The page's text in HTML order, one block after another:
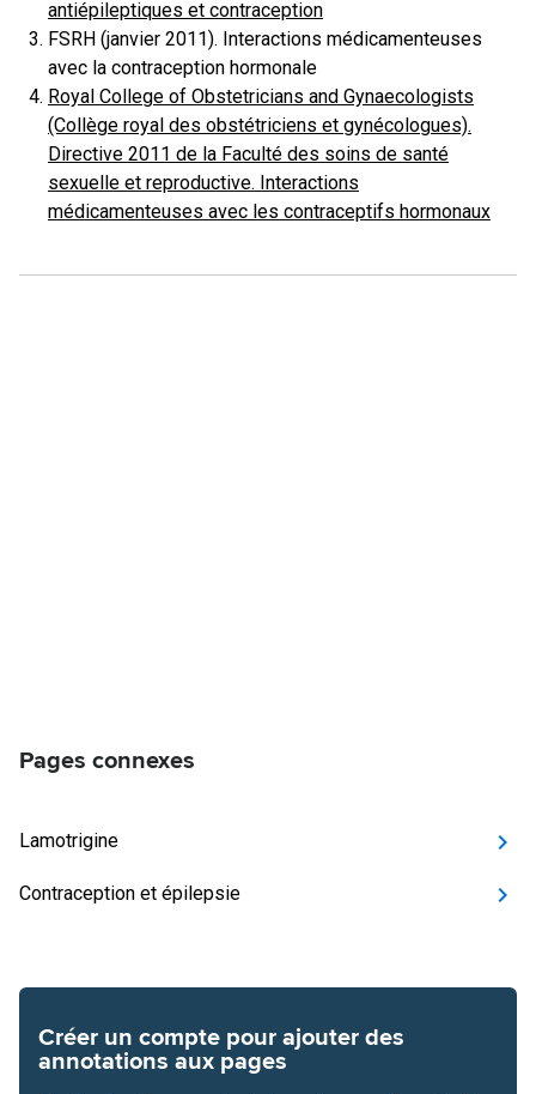
antiépileptiques et contraception
FSRH (janvier 2011). Interactions médicamenteuses
avec la contraception hormonale
Royal College of Obstetricians and Gynaecologists
(Collège royal des obstétriciens et gynécologues).
Directive 2011 de la Faculté des soins de santé
sexuelle et reproductive. Interactions
médicamenteuses avec les contraceptifs hormonaux
Pages connexes
Lamotrigine
Contraception et épilepsie
Créer un compte pour ajouter des
annotations aux pages